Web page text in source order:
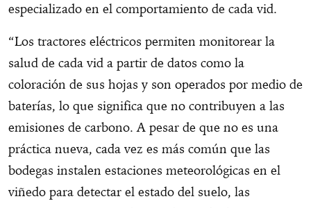
especializado en el comportamiento de cada vid.
“Los tractores eléctricos permiten monitorear la
salud de cada vid a partir de datos como la
coloración de sus hojas y son operados por medio de
baterías, lo que significa que no contribuyen a las
emisiones de carbono. A pesar de que no es una
práctica nueva, cada vez es más común que las
bodegas instalen estaciones meteorológicas en el
viñedo para detectar el estado del suelo, las